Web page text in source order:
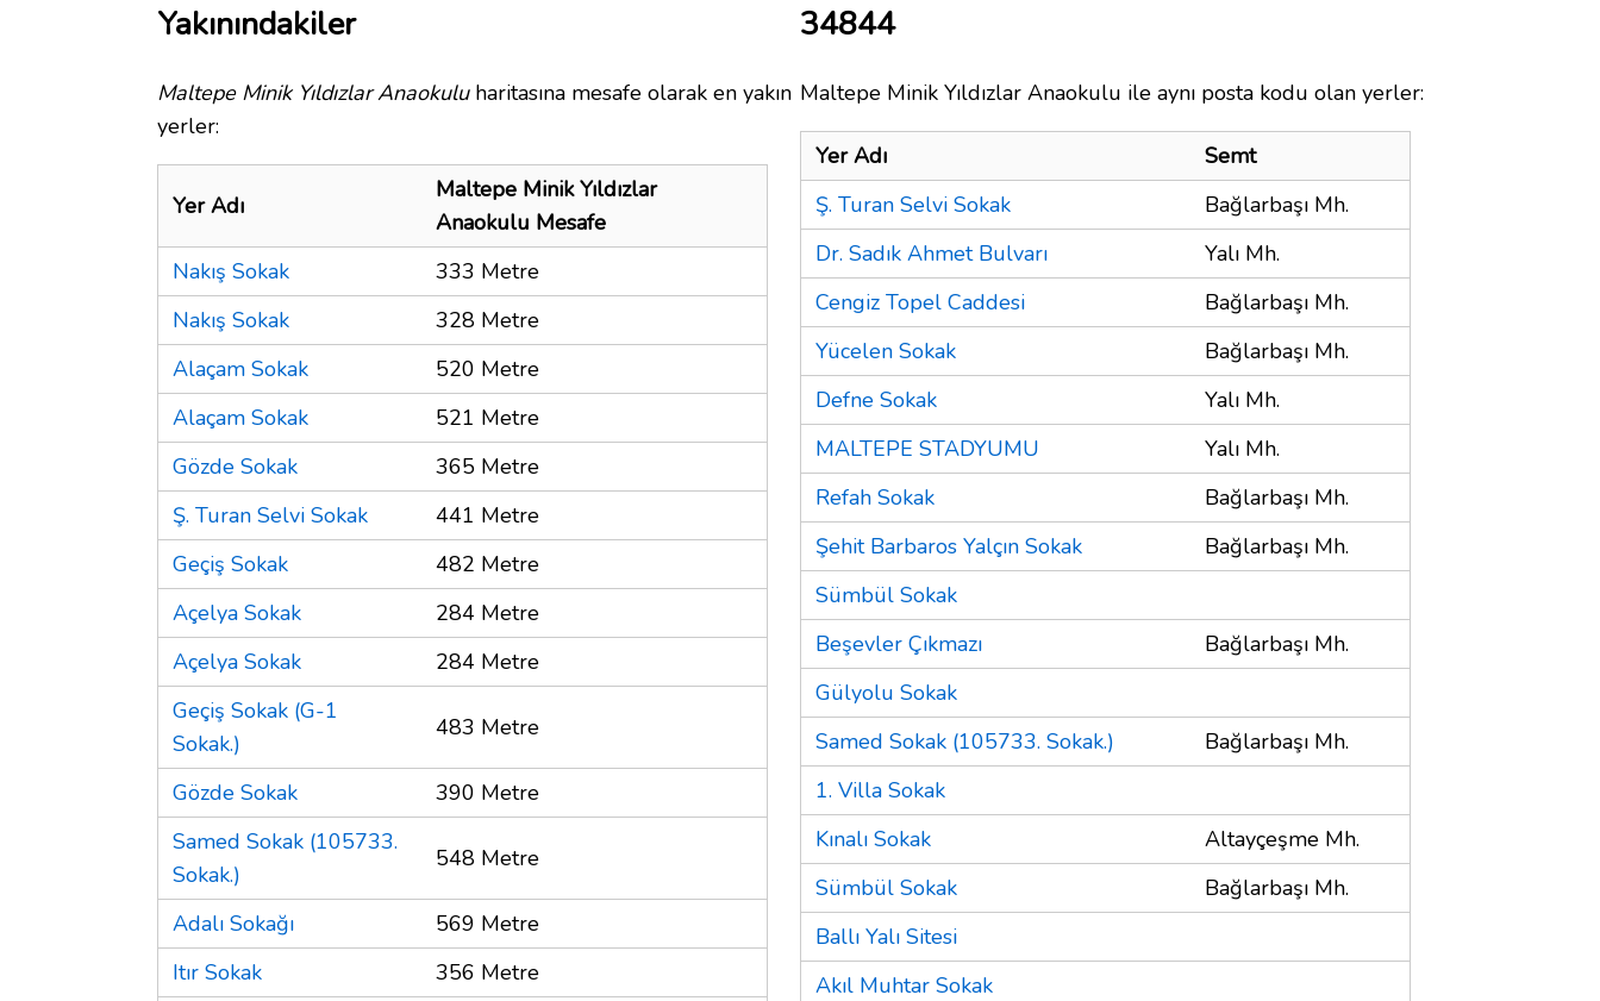
Yakınındakiler
Maltepe Minik Yıldızlar Anaokuluharitasına mesafe olarak en yakın
yerler:
Yer Adı
Maltepe Minik Yıldızlar
Anaokulu Mesafe
Nakış Sokak
333 Metre
Nakış Sokak
328 Metre
Alaçam Sokak
520 Metre
Alaçam Sokak
521 Metre
Gözde Sokak
365 Metre
Ş. Turan Selvi Sokak
441 Metre
Geçiş Sokak
482 Metre
Açelya Sokak
284 Metre
Açelya Sokak
284 Metre
Geçiş Sokak (G-1
Sokak.)
483 Metre
Gözde Sokak
390 Metre
Samed Sokak (105733.
Sokak.)
548 Metre
Adalı Sokağı
569 Metre
Itır Sokak
356 Metre
34844
Maltepe Minik Yıldızlar Anaokulu ile aynı posta kodu olan yerler:
Yer Adı
Semt
Ş. Turan Selvi Sokak
Bağlarbaşı Mh.
Dr. Sadık Ahmet Bulvarı
Yalı Mh.
Cengiz Topel Caddesi
Bağlarbaşı Mh.
Yücelen Sokak
Bağlarbaşı Mh.
Defne Sokak
Yalı Mh.
MALTEPE STADYUMU
Yalı Mh.
Refah Sokak
Bağlarbaşı Mh.
Şehit Barbaros Yalçın Sokak
Bağlarbaşı Mh.
Sümbül Sokak
Beşevler Çıkmazı
Bağlarbaşı Mh.
Gülyolu Sokak
Samed Sokak (105733. Sokak.)
Bağlarbaşı Mh.
1. Villa Sokak
Kınalı Sokak
Altayçeşme Mh.
Sümbül Sokak
Bağlarbaşı Mh.
Ballı Yalı Sitesi
Akıl Muhtar Sokak